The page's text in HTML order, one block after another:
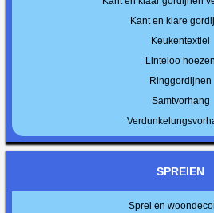
Kant en klare
Keukentextiel
Linteloo hoezen
Ringgordijnen
Samtvorhang
SPREIEN
Sprei en